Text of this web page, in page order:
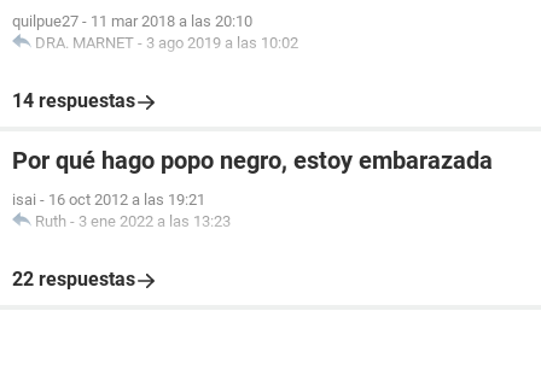
quilpue27 - 11 mar 2018 a las 20:10
DRA. MARNET - 3 ago 2019 a las 10:02
14 respuestas
Por qué hago popo negro, estoy embarazada
isai - 16 oct 2012 a las 19:21
Ruth - 3 ene 2022 a las 13:23
22 respuestas